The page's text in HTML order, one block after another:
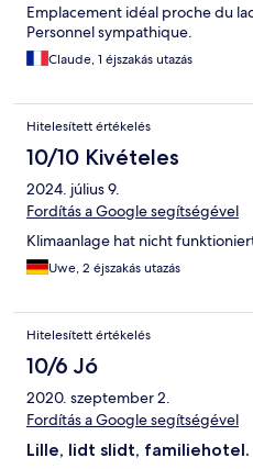
Emplacement idéal proche du
Personnel sympathique.
Claude, 1 éjszakás utazás
Hitelesített értékelés
10/10 Kivételes
2024. július 9.
Fordítás a Google segítségével
Klimaanlage hat nicht
Uwe, 2 éjszakás utazás
Hitelesített értékelés
10/6 Jó
2020. szeptember 2.
Fordítás a Google segítségével
Lille, lidt slidt, familiehotel.